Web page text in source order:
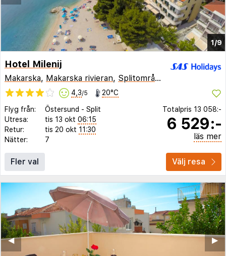
1/9
Hotel Milenij
Makarska, Makarska rivieran, Splitområdet
4,3/5 20°C
Flyg från: Östersund - Split
Utresa:
tis 13 okt 06:15
Retur:
tis 20 okt 11:30
Nätter:
7
Totalpris 13 058:-
6 529:-
läs mer
Fler val Välj resa
▶︎
◀︎